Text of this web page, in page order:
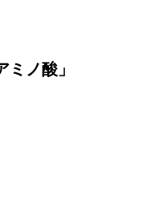
ノ酸」